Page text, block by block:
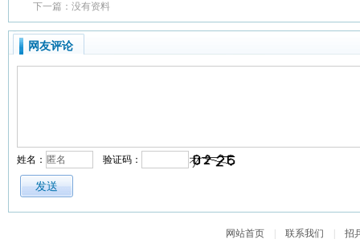
下一篇：没有资料
网友评论
姓名： 验证码：
网站首页 联系我们 招